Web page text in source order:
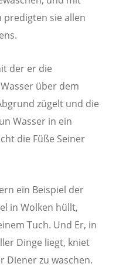
predigten sie allen
der er die
über dem
zügelt und die
Wasser in ein
die Füße Seiner
ein Beispiel der
in Wolken hüllt,
Tuch. Und Er, in
Dinge liegt, kniet
Diener zu waschen.